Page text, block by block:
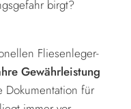
birgt?
Fliesenleger-
Gewährleistung
für